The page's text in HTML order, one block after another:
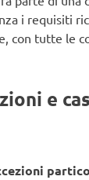
i requisiti
con tutte le
e